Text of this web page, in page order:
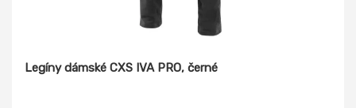
Legíny dámské CXS IVA PRO, černé